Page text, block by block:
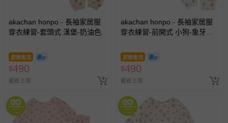
akachan honpo - 長袖家居服
穿衣練習-套頭式 漢堡-奶油色
即將售完
$490
最新上架
akachan honpo - 長袖家居服
穿衣練習-前開式 小狗-象牙白
即將售完
$490
最新上架